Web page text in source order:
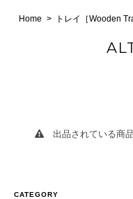
Home トレイ［Wooden
出品されている商品
CATEGORY